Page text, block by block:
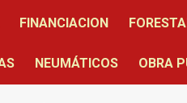
FINANCIACION
NEUMÁTICOS OBRA